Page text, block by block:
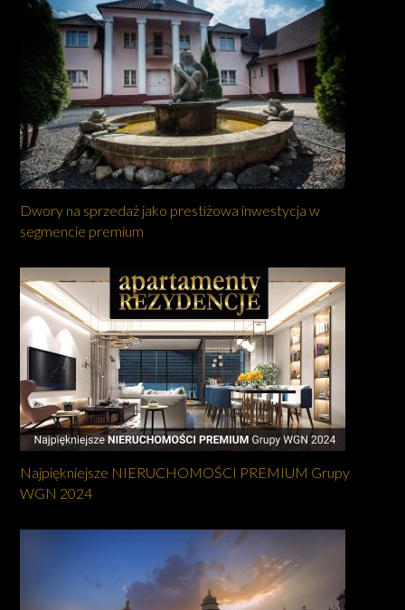
Dwory na sprzedaż jako prestiżowa inwestycja w
segmencie premium
Najpiękniejsze NIERUCHOMOŚCI PREMIUM Grupy
WGN 2024